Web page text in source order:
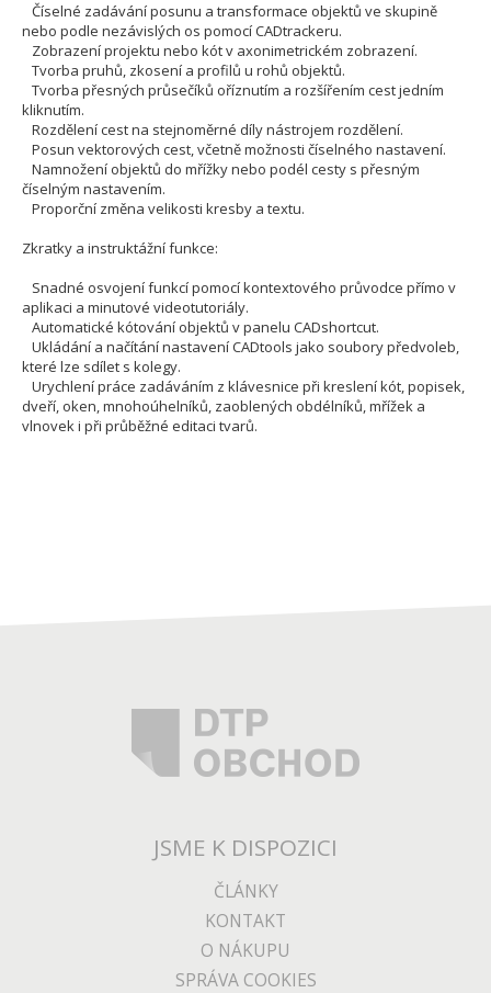
Číselné zadávání posunu a transformace objektů ve skupině
nebo podle nezávislých os pomocí CADtrackeru.
Zobrazení projektu nebo kót v axonimetrickém zobrazení.
Tvorba pruhů, zkosení a profilů u rohů objektů.
Tvorba přesných průsečíků oříznutím a rozšířením cest jedním
kliknutím.
Rozdělení cest na stejnoměrné díly nástrojem rozdělení.
Posun vektorových cest, včetně možnosti číselného nastavení.
Namnožení objektů do mřížky nebo podél cesty s přesným
číselným nastavením.
Proporční změna velikosti kresby a textu.
Zkratky a instruktážní funkce:
Snadné osvojení funkcí pomocí kontextového průvodce přímo v
aplikaci a minutové videotutoriály.
Automatické kótování objektů v panelu CADshortcut.
Ukládání a načítání nastavení CADtools jako soubory předvoleb,
které lze sdílet s kolegy.
Urychlení práce zadáváním z klávesnice při kreslení kót, popisek,
dveří, oken, mnohoúhelníků, zaoblených obdélníků, mřížek a
vlnovek i při průběžné editaci tvarů.
JSME K DISPOZICI
ČLÁNKY
KONTAKT
O NÁKUPU
SPRÁVA COOKIES